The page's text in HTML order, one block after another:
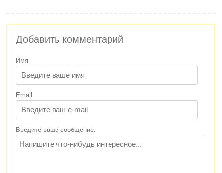
Добавить комментарий
Имя
Email
Введите ваше сообщение: